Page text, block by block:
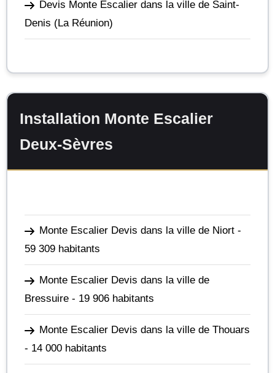
Devis Monte Escalier dans la ville de Saint-
Denis (La Réunion)
Installation Monte Escalier
Deux-Sèvres
Monte Escalier Devis dans la ville de Niort -
59 309 habitants
Monte Escalier Devis dans la ville de
Bressuire - 19 906 habitants
Monte Escalier Devis dans la ville de Thouars
- 14 000 habitants